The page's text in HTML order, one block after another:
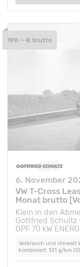
6. November
VW T-Cross
Monat brutto
Klein in den
Gottfried Schultz
OPF 70 kW
Verbrauch und Umwelt
kombiniert: 131 g/km CO
199,-- € brutto